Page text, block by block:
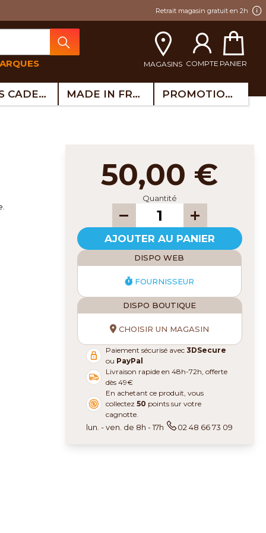
Retrait magasin gratuit en 2h
MAGASINS COMPTE PANIER
IDÉES CADEAUX MADE IN FRANCE PROMOTIONS
50,00 €
Quantité
AJOUTER AU PANIER
DISPO WEB
FOURNISSEUR
DISPO BOUTIQUE
CHOISIR UN MAGASIN
Paiement sécurisé avec3DSecure
ou PayPal
Livraison rapide en 48h-72h, offerte
dès 49€
En achetant ce produit, vous
collectez50 points sur votre
cagnotte.
lun. - ven. de 8h - 17h 02 48 66 73 09